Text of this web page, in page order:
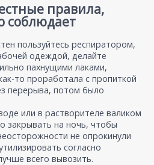
правила,
соблюдает
пользуйтесь респиратором,
одеждой, делайте
пахнущими лаками,
то проработала с пропиткой
перерыва, потом было
или в растворителе валиком
закрывать на ночь, чтобы
не опрокинули
согласно
всего вывозить.